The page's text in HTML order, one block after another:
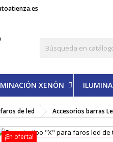
XENÓN
de led Accesorios barras
¡En oferta!